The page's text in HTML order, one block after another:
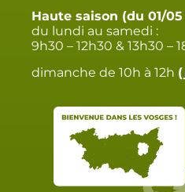
Haute saison (du 01/
du lundi au samedi :
9h30 – 12h30 & 13h30 –
dimanche de 10h à 12h